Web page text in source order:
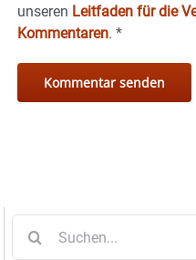
unseren Leitfaden für die
Kommentaren. *
nach: